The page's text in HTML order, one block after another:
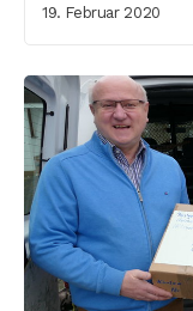
19. Februar 2020